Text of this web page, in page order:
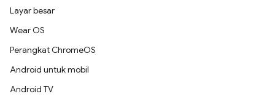
Layar besar
Wear OS
Perangkat ChromeOS
Android untuk mobil
Android TV